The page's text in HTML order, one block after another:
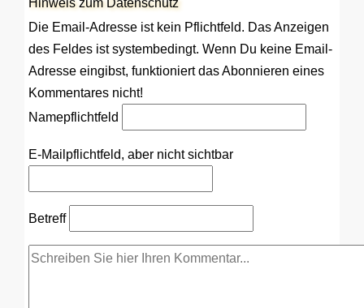
Hinweis zum Datenschutz
Die Email-Adresse ist kein Pflichtfeld. Das Anzeigen
des Feldes ist systembedingt. Wenn Du keine Email-
Adresse eingibst, funktioniert das Abonnieren eines
Kommentares nicht!
Namepflichtfeld
E-Mail pflichtfeld, aber nicht sichtbar
Betreff